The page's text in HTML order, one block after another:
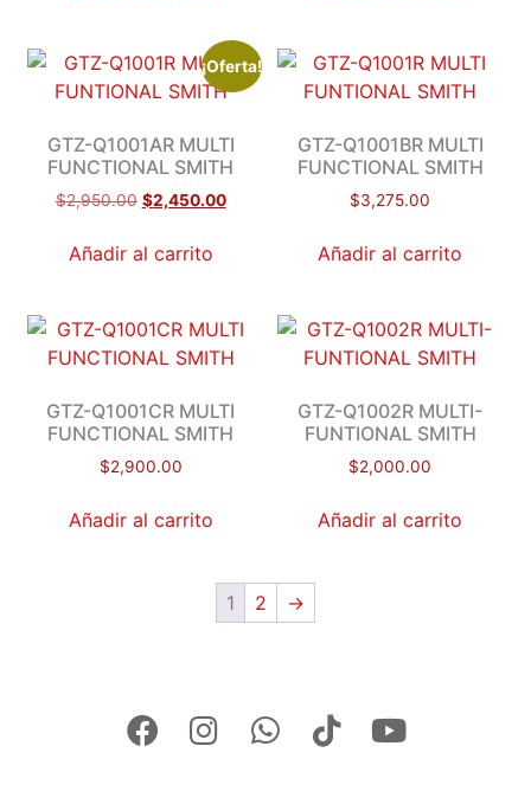
¡Oferta!
GTZ-Q1001AR MULTI
FUNCTIONAL SMITH
$2,950.00 $2,450.00
Añadir al carrito
GTZ-Q1001BR MULTI
FUNCTIONAL SMITH
$3,275.00
Añadir al carrito
GTZ-Q1001CR MULTI
FUNCTIONAL SMITH
$2,900.00
Añadir al carrito
GTZ-Q1002R MULTI-
FUNTIONAL SMITH
$2,000.00
Añadir al carrito
1 2 →